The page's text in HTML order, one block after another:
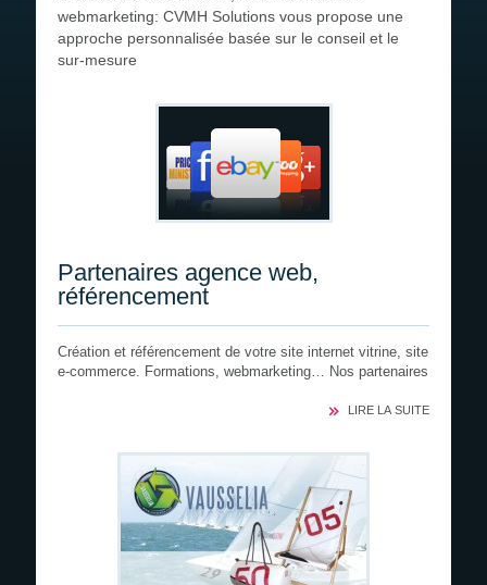
webmarketing: CVMH Solutions vous propose une
approche personnalisée basée sur le conseil et le
sur-mesure
Partenaires agence web,
référencement
Création et référencement de votre site internet vitrine, site
e-commerce. Formations, webmarketing… Nos partenaires
LIRE LA SUITE